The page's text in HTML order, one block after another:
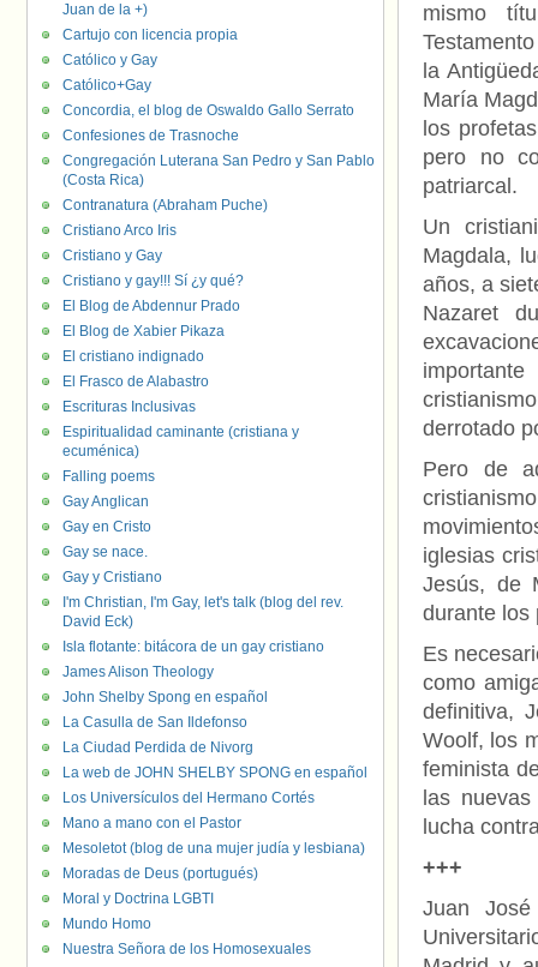
mismo
la
María
los
pero no
patriarcal.
Un
Magdala,
años, a
Nazaret
derrotado
Pero de
iglesias
Jesús, de
durante los
Es
como
definitiva,
Woolf, los
feminista
las
lucha
+++
Juan
Juan de la +)
Cartujo con licencia propia
Católico y Gay
Católico+Gay
Concordia, el blog de Oswaldo Gallo Serrato
Confesiones de Trasnoche
Congregación Luterana San Pedro y San Pablo
(Costa Rica)
Contranatura (Abraham Puche)
Cristiano Arco Iris
Cristiano y Gay
Cristiano y gay!!! Sí ¿y qué?
El Blog de Abdennur Prado
El Blog de Xabier Pikaza
El cristiano indignado
El Frasco de Alabastro
Escrituras Inclusivas
Espiritualidad caminante (cristiana y
ecuménica)
Falling poems
Gay Anglican
Gay en Cristo
Gay se nace.
Gay y Cristiano
I'm Christian, I'm Gay, let's talk (blog del rev.
David Eck)
Isla flotante: bitácora de un gay cristiano
James Alison Theology
John Shelby Spong en español
La Casulla de San Ildefonso
La Ciudad Perdida de Nivorg
La web de JOHN SHELBY SPONG en español
Los Universículos del Hermano Cortés
Mano a mano con el Pastor
Mesoletot (blog de una mujer judía y lesbiana)
Moradas de Deus (portugués)
Moral y Doctrina LGBTI
Mundo Homo
Nuestra Señora de los Homosexuales